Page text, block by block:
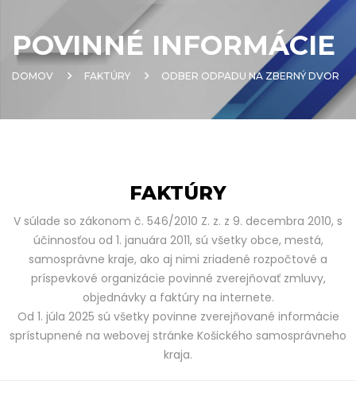
POVINNÉ INFORMÁCIE
DOMOV FAKTÚRY ODBER ODPADU NA ZBERNÝ DVOR
FAKTÚRY
V súlade so zákonom č. 546/2010 Z. z. z 9. decembra 2010, s
účinnosťou od 1. januára 2011, sú všetky obce, mestá,
samosprávne kraje, ako aj nimi zriadené rozpočtové a
príspevkové organizácie povinné zverejňovať zmluvy,
objednávky a faktúry na internete.
Od 1. júla 2025 sú všetky povinne zverejňované informácie
sprístupnené na webovej stránke Košického samosprávneho
kraja.